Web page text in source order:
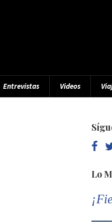
Entrevistas Videos
Lo